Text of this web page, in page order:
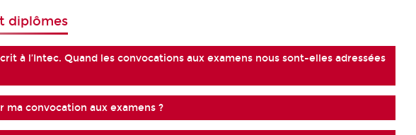
diplômes
à l’Intec. Quand les convocations aux examens nous sont-elles adressées
ma convocation aux examens ?